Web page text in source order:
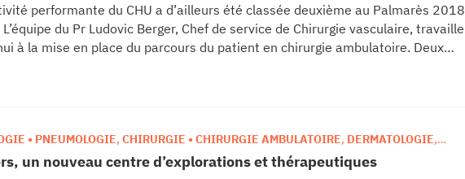
performante du CHU a d’ailleurs été classée deuxième au Palmarès 2018
du Pr Ludovic Berger, Chef de service de Chirurgie vasculaire, travaille
à la mise en place du parcours du patient en chirurgie ambulatoire. Deux
un nouveau centre d’explorations et thérapeutiques
• PNEUMOLOGIE, CHIRURGIE • CHIRURGIE AMBULATOIRE, DERMATOLOGIE,
MALADIES RESPIRATOIRES OPHTALMOLOGIE, UROLOGIE